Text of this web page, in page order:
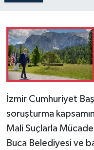
İzmir Cumhuriyet
soruşturma
Mali Suçlarla
Buca Belediyesi ve